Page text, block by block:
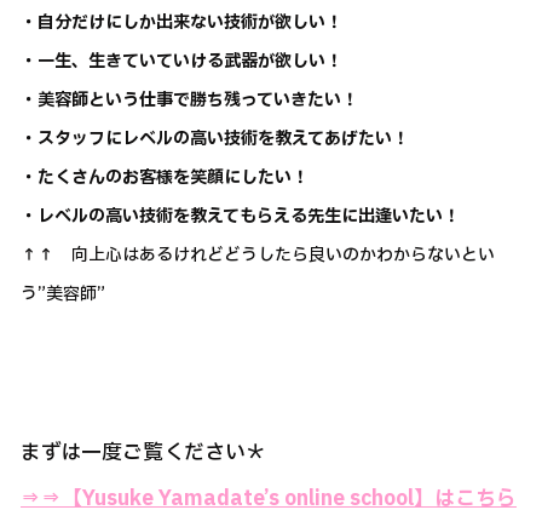
・自分だけにしか出来ない技術が欲しい！
・一生、生きていていける武器が欲しい！
・美容師という仕事で勝ち残っていきたい！
・スタッフにレベルの高い技術を教えてあげたい！
・たくさんのお客様を笑顔にしたい！
・レベルの高い技術を教えてもらえる先生に出逢いたい！
↑↑ 向上心はあるけれどどうしたら良いのかわからないとい
う”美容師”
まずは一度ご覧ください＊
⇒⇒【Yusuke Yamadate’s online school】はこちら